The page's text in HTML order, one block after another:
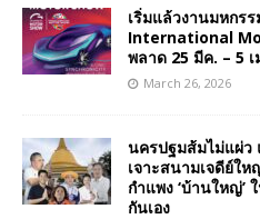
เริ่มแล้วงานมหกร
International
พลาด 25 มีค. – 5 เ
March 26, 2026
นครปฐมส้มไม่แผ่ว
เจาะสนามเจดีย์ใ
กำแพง ‘บ้านใหญ่’
กันเอง